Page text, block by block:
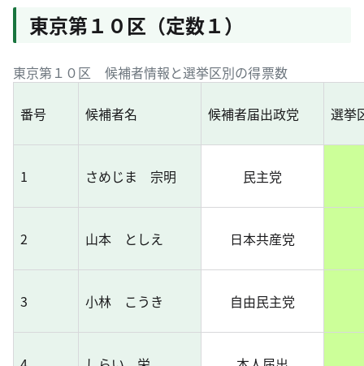
東京第１０区（定数１）
東京第１０区 候補者情報と選挙区別の得票数
番号 候補者名 候補者届出政党 選挙
1 さめじま 宗明 民主党
2 山本 としえ 日本共産党
3 小林 こうき 自由民主党